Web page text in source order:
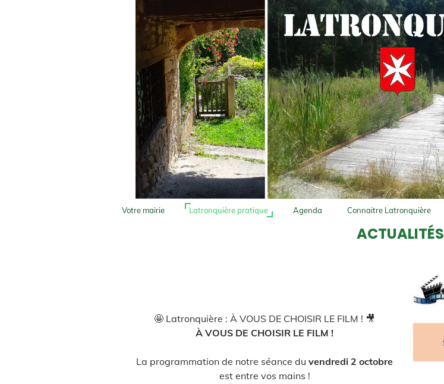
Votre mairie Latronquière pratique Agenda Connaitre Latronquière
ACTUALITÉS
🤩 Latronquière : À VOUS DE CHOISIR LE FILM ! 🎥
À VOUS DE CHOISIR LE FILM !
La programmation de notre séance du vendredi 2 octobre
est entre vos mains !